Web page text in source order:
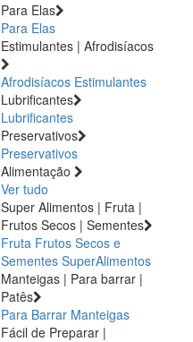
Para Elas
Para Elas
Estimulantes | Afrodisíacos
Afrodisíacos Estimulantes
Lubrificantes
Lubrificantes
Preservativos
Preservativos
Alimentação
Ver tudo
Super Alimentos | Fruta |
Frutos Secos | Sementes
Fruta Frutos Secos e
Sementes SuperAlimentos
Manteigas | Para barrar |
Patês
Para Barrar Manteigas
Fácil de Preparar |